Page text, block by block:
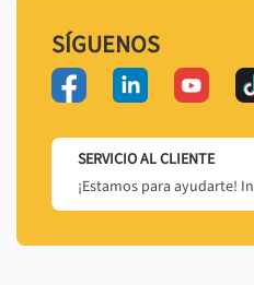
SÍGUENOS
SERVICIO AL CLIENTE
¡Estamos para ayudarte!